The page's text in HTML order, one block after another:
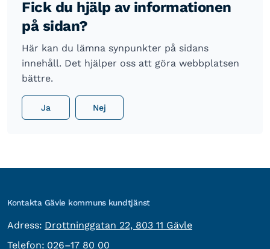
Fick du hjälp av informationen
på sidan?
Här kan du lämna synpunkter på sidans
innehåll. Det hjälper oss att göra webbplatsen
bättre.
Ja Nej
Kontakta Gävle kommuns kundtjänst
Adress: besöksadress:
Drottninggatan 22, 803 11 Gävle
Telefon: Telefon:
026–17 80 00